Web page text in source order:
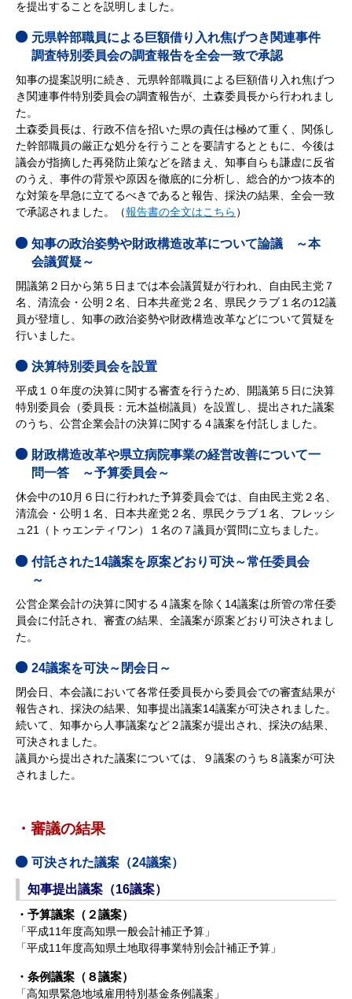
を提出することを説明しました。
元県幹部職員による巨額借り入れ焦げつき関連事件
調査特別委員会の調査報告を全会一致で承認
知事の提案説明に続き、元県幹部職員による巨額借り入れ焦げつ
き関連事件特別委員会の調査報告が、土森委員長から行われまし
た。
土森委員長は、行政不信を招いた県の責任は極めて重く、関係し
た幹部職員の厳正な処分を行うことを要請するとともに、今後は
議会が指摘した再発防止策などを踏まえ、知事自らも謙虚に反省
のうえ、事件の背景や原因を徹底的に分析し、総合的かつ抜本的
な対策を早急に立てるべきであると報告、採決の結果、全会一致
で承認されました。（報告書の全文はこちら ）
知事の政治姿勢や財政構造改革について論議 ～本
会議質疑～
開議第２日から第５日までは本会議質疑が行われ、自由民主党７
名、清流会・公明２名、日本共産党２名、県民クラブ１名の12議
員が登壇し、知事の政治姿勢や財政構造改革などについて質疑を
行いました。
決算特別委員会を設置
平成１０年度の決算に関する審査を行うため、開議第５日に決算
特別委員会（委員長：元木益樹議員）を設置し、提出された議案
のうち、公営企業会計の決算に関する４議案を付託しました。
財政構造改革や県立病院事業の経営改善について一
問一答 ～予算委員会～
休会中の10月６日に行われた予算委員会では、自由民主党２名、
清流会・公明１名、日本共産党２名、県民クラブ１名、フレッシ
ュ21（トゥエンティワン）１名の７議員が質問に立ちました。
付託された14議案を原案どおり可決～常任委員会
～
公営企業会計の決算に関する４議案を除く14議案は所管の常任委
員会に付託され、審査の結果、全議案が原案どおり可決されまし
た。
24議案を可決～閉会日～
閉会日、本会議において各常任委員長から委員会での審査結果が
報告され、採決の結果、知事提出議案14議案が可決されました。
続いて、知事から人事議案など２議案が提出され、採決の結果、
可決されました。
議員から提出された議案については、９議案のうち８議案が可決
されました。
・審議の結果
可決された議案（24議案）
知事提出議案（16議案）
・予算議案（２議案）
「平成11年度高知県一般会計補正予算」
「平成11年度高知県土地取得事業特別会計補正予算」
・条例議案（８議案）
「高知県緊急地域雇用特別基金条例議案」